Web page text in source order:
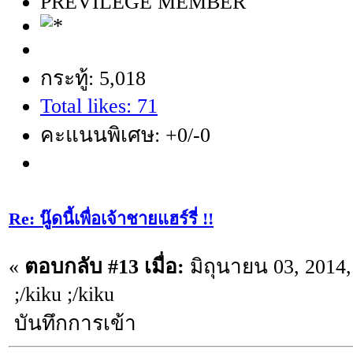
กระทู้: 5,018
Total likes: 71
คะแนนพิเศษ: +0/-0
Re: นู๊ดนี้เพื่อเจ้าชายแฮร์รี่ !!
« ตอบกลับ #13 เมื่อ: มิถุนายน 03, 2014,
;/kiku ;/kiku
บันทึกการเข้า